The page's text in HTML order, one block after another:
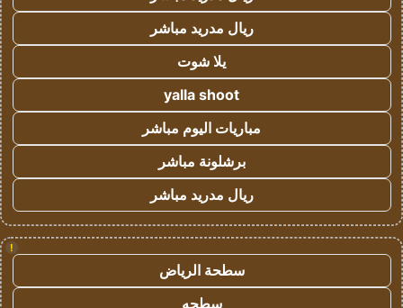
ريال مدريد مباشر
يلا شوت
yalla shoot
مباريات اليوم مباشر
برشلونة مباشر
ريال مدريد مباشر
!
سطحة الرياض
سطحه